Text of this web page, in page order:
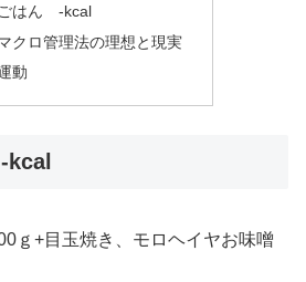
はん -kcal
クロ管理法の理想と現実
動
ｇ+目玉焼き、モロヘイヤお味噌